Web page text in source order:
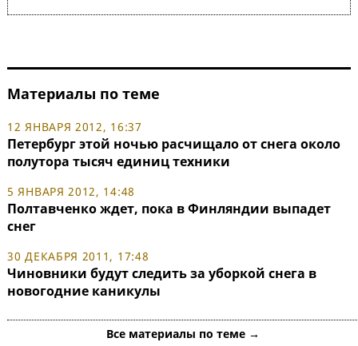
Материалы по теме
12 ЯНВАРЯ 2012, 16:37
Петербург этой ночью расчищало от снега около
полутора тысяч единиц техники
5 ЯНВАРЯ 2012, 14:48
Полтавченко ждет, пока в Финляндии выпадет
снег
30 ДЕКАБРЯ 2011, 17:48
Чиновники будут следить за уборкой снега в
новогодние каникулы
Все материалы по теме →